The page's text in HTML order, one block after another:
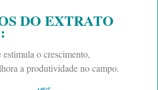
DO EXTRATO
o crescimento,
a produtividade no campo.